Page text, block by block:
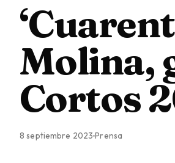
Molina,
Cortos
8 septiembre 2023Prensa